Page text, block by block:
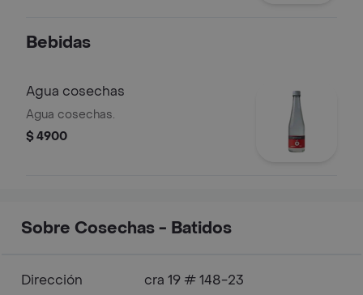
Bebidas
Agua cosechas
Agua cosechas.
$ 4900
Sobre Cosechas - Batidos
Dirección cra 19 # 148-23